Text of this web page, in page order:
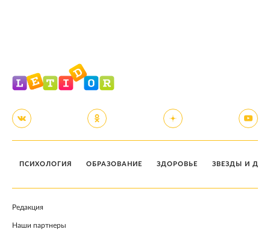
ПСИХОЛОГИЯ ОБРАЗОВАНИЕ ЗДОРОВЬЕ ЗВЕЗДЫ И
Редакция
Наши партнеры